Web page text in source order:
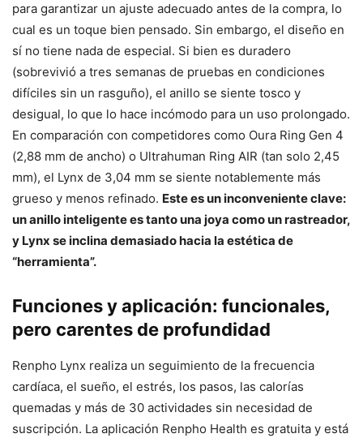
para garantizar un ajuste adecuado antes de la compra, lo
cual es un toque bien pensado. Sin embargo, el diseño en
sí no tiene nada de especial. Si bien es duradero
(sobrevivió a tres semanas de pruebas en condiciones
difíciles sin un rasguño), el anillo se siente tosco y
desigual, lo que lo hace incómodo para un uso prolongado.
En comparación con competidores como Oura Ring Gen 4
(2,88 mm de ancho) o Ultrahuman Ring AIR (tan solo 2,45
mm), el Lynx de 3,04 mm se siente notablemente más
grueso y menos refinado. Este es un inconveniente clave:
un anillo inteligente es tanto una joya como un rastreador,
y Lynx se inclina demasiado hacia la estética de
“herramienta”.
Funciones y aplicación: funcionales,
pero carentes de profundidad
Renpho Lynx realiza un seguimiento de la frecuencia
cardíaca, el sueño, el estrés, los pasos, las calorías
quemadas y más de 30 actividades sin necesidad de
suscripción. La aplicación Renpho Health es gratuita y está